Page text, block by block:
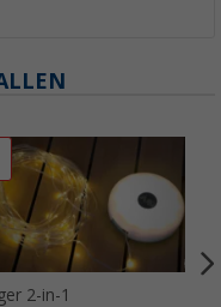
2-in-1